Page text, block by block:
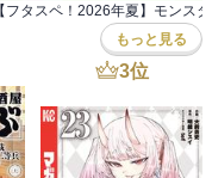
もっと見る
3位